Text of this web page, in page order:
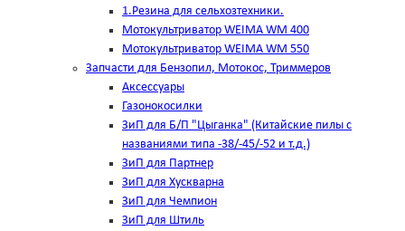
1.Резина для сельхозтехники.
Мотокультриватор WEIMA WM 400
Мотокультриватор WEIMA WM 550
Запчасти для Бензопил, Мотокос, Триммеров
Аксессуары
Газонокосилки
ЗиП для Б/П "Цыганка" (Китайские пилы с
названиями типа -38/-45/-52 и т.д.)
ЗиП для Партнер
ЗиП для Хускварна
ЗиП для Чемпион
ЗиП для Штиль